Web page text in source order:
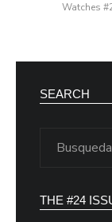
Watches
SEARCH
THE #24